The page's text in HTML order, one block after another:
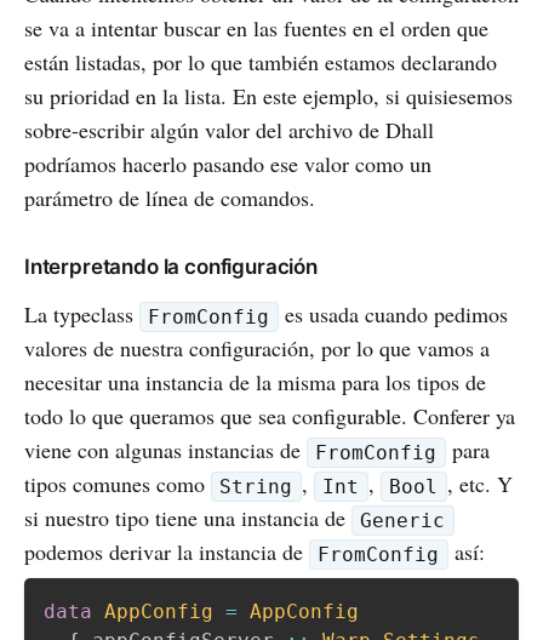
se va a intentar buscar en las fuentes en el orden que
están listadas, por lo que también estamos declarando
su prioridad en la lista. En este ejemplo, si quisiesemos
sobre-escribir algún valor del archivo de Dhall
podríamos hacerlo pasando ese valor como un
parámetro de línea de comandos.
Interpretando la configuración
La typeclass FromConfig
es usada cuando pedimos
valores de nuestra configuración, por lo que vamos a
necesitar una instancia de la misma para los tipos de
todo lo que queramos que sea configurable. Conferer ya
viene con algunas instancias de
FromConfig
para
tipos comunes como
String , Int , Bool , etc. Y
si nuestro tipo tiene una instancia de
Generic
podemos derivar la instancia de FromConfig así:
data AppConfig = AppConfig